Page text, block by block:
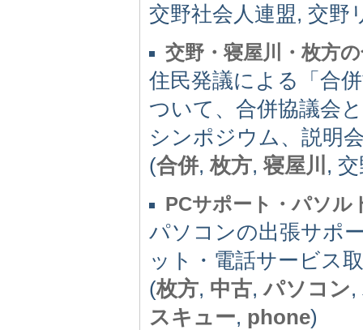
交野社会人連盟, 交野
交野・寝屋川・枚方
住民発議による「合
ついて、合併協議会
シンポジウム、説明
(合併,枚方,寝屋川 ,
PCサポート・パソル
パソコンの出張サポ
ット・電話サービス
(枚方, 中古,パソコン,
スキュー, phone)